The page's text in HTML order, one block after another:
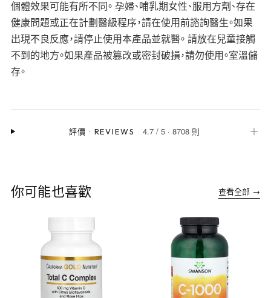
個體效果可能有所不同。 孕婦、哺乳期女性、服用方劑、存在
健康問題或正在計劃醫級程序，請在使用前諮詢醫生。如果
出現不良反應，請停止使用本產品並就醫。 請放在兒童接觸
不到的地方。如果產品被篡改或密封破損，請勿使用。室溫儲
存。
評價 · REVIEWS 4.7 /5 ·8708 則 ＋
你可能也喜歡 查看全部 →